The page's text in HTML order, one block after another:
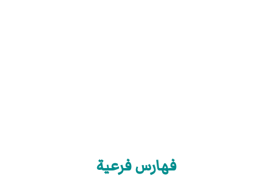
فهارس فرعية